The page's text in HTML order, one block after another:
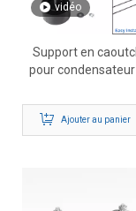
vidéo
Support en
pour condensateur
absorbant les
systèmes CVC
Ajouter au panier